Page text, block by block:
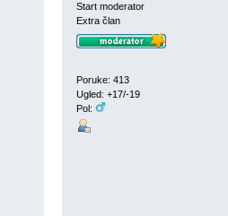
Start moderator
Extra član
Poruke: 413
Ugled: +17/-19
Pol: